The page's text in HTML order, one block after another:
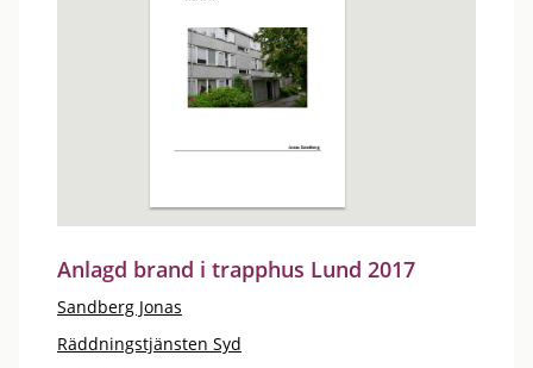
Anlagd brand i trapphus Lund 2017
Sandberg Jonas
Räddningstjänsten Syd